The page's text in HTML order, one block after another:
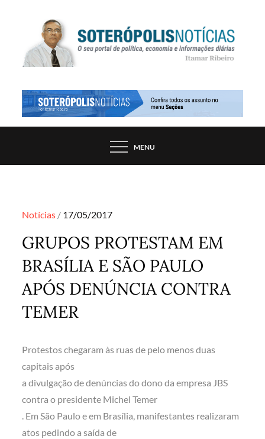
SOTERÓPOLIS NOTÍCIAS
PORTAL DE NOTÍCIAS DE SALVADOR E
MENU
Notícias Posted
17/05/2017
GRUPOS PROTESTAM EM
BRASÍLIA E SÃO PAULO
APÓS DENÚNCIA CONTRA
TEMER
Protestos chegaram às ruas de pelo menos duas
capitais após
a divulgação de denúncias do dono da empresa JBS
contra o presidente Michel Temer
. Em São Paulo e em Brasília, manifestantes realizaram
atos pedindo a saída de